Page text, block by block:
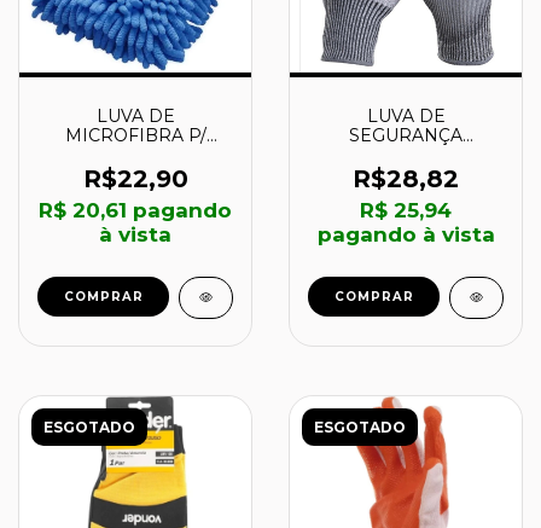
LUVA DE
MICROFIBRA P/
42334001 -
TRAMONTINA
R$22,90
R$ 20,61 pagando
à vista
LUVA DE
SEGURANÇA
ALTA DENSIDADE E
PU FLEXCUT
TAMANHO G -
DA45400WG -
R$28,82
R$ 25,94
pagando à vista
COMPRAR
ESGOTADO ESGOTADO